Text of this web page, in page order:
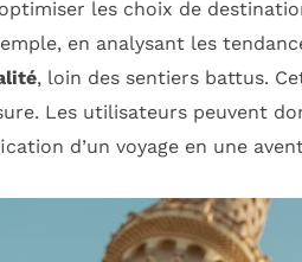
les choix de
en analysant les
, loin des sentiers battus.
Les utilisateurs peuvent
d’un voyage en une